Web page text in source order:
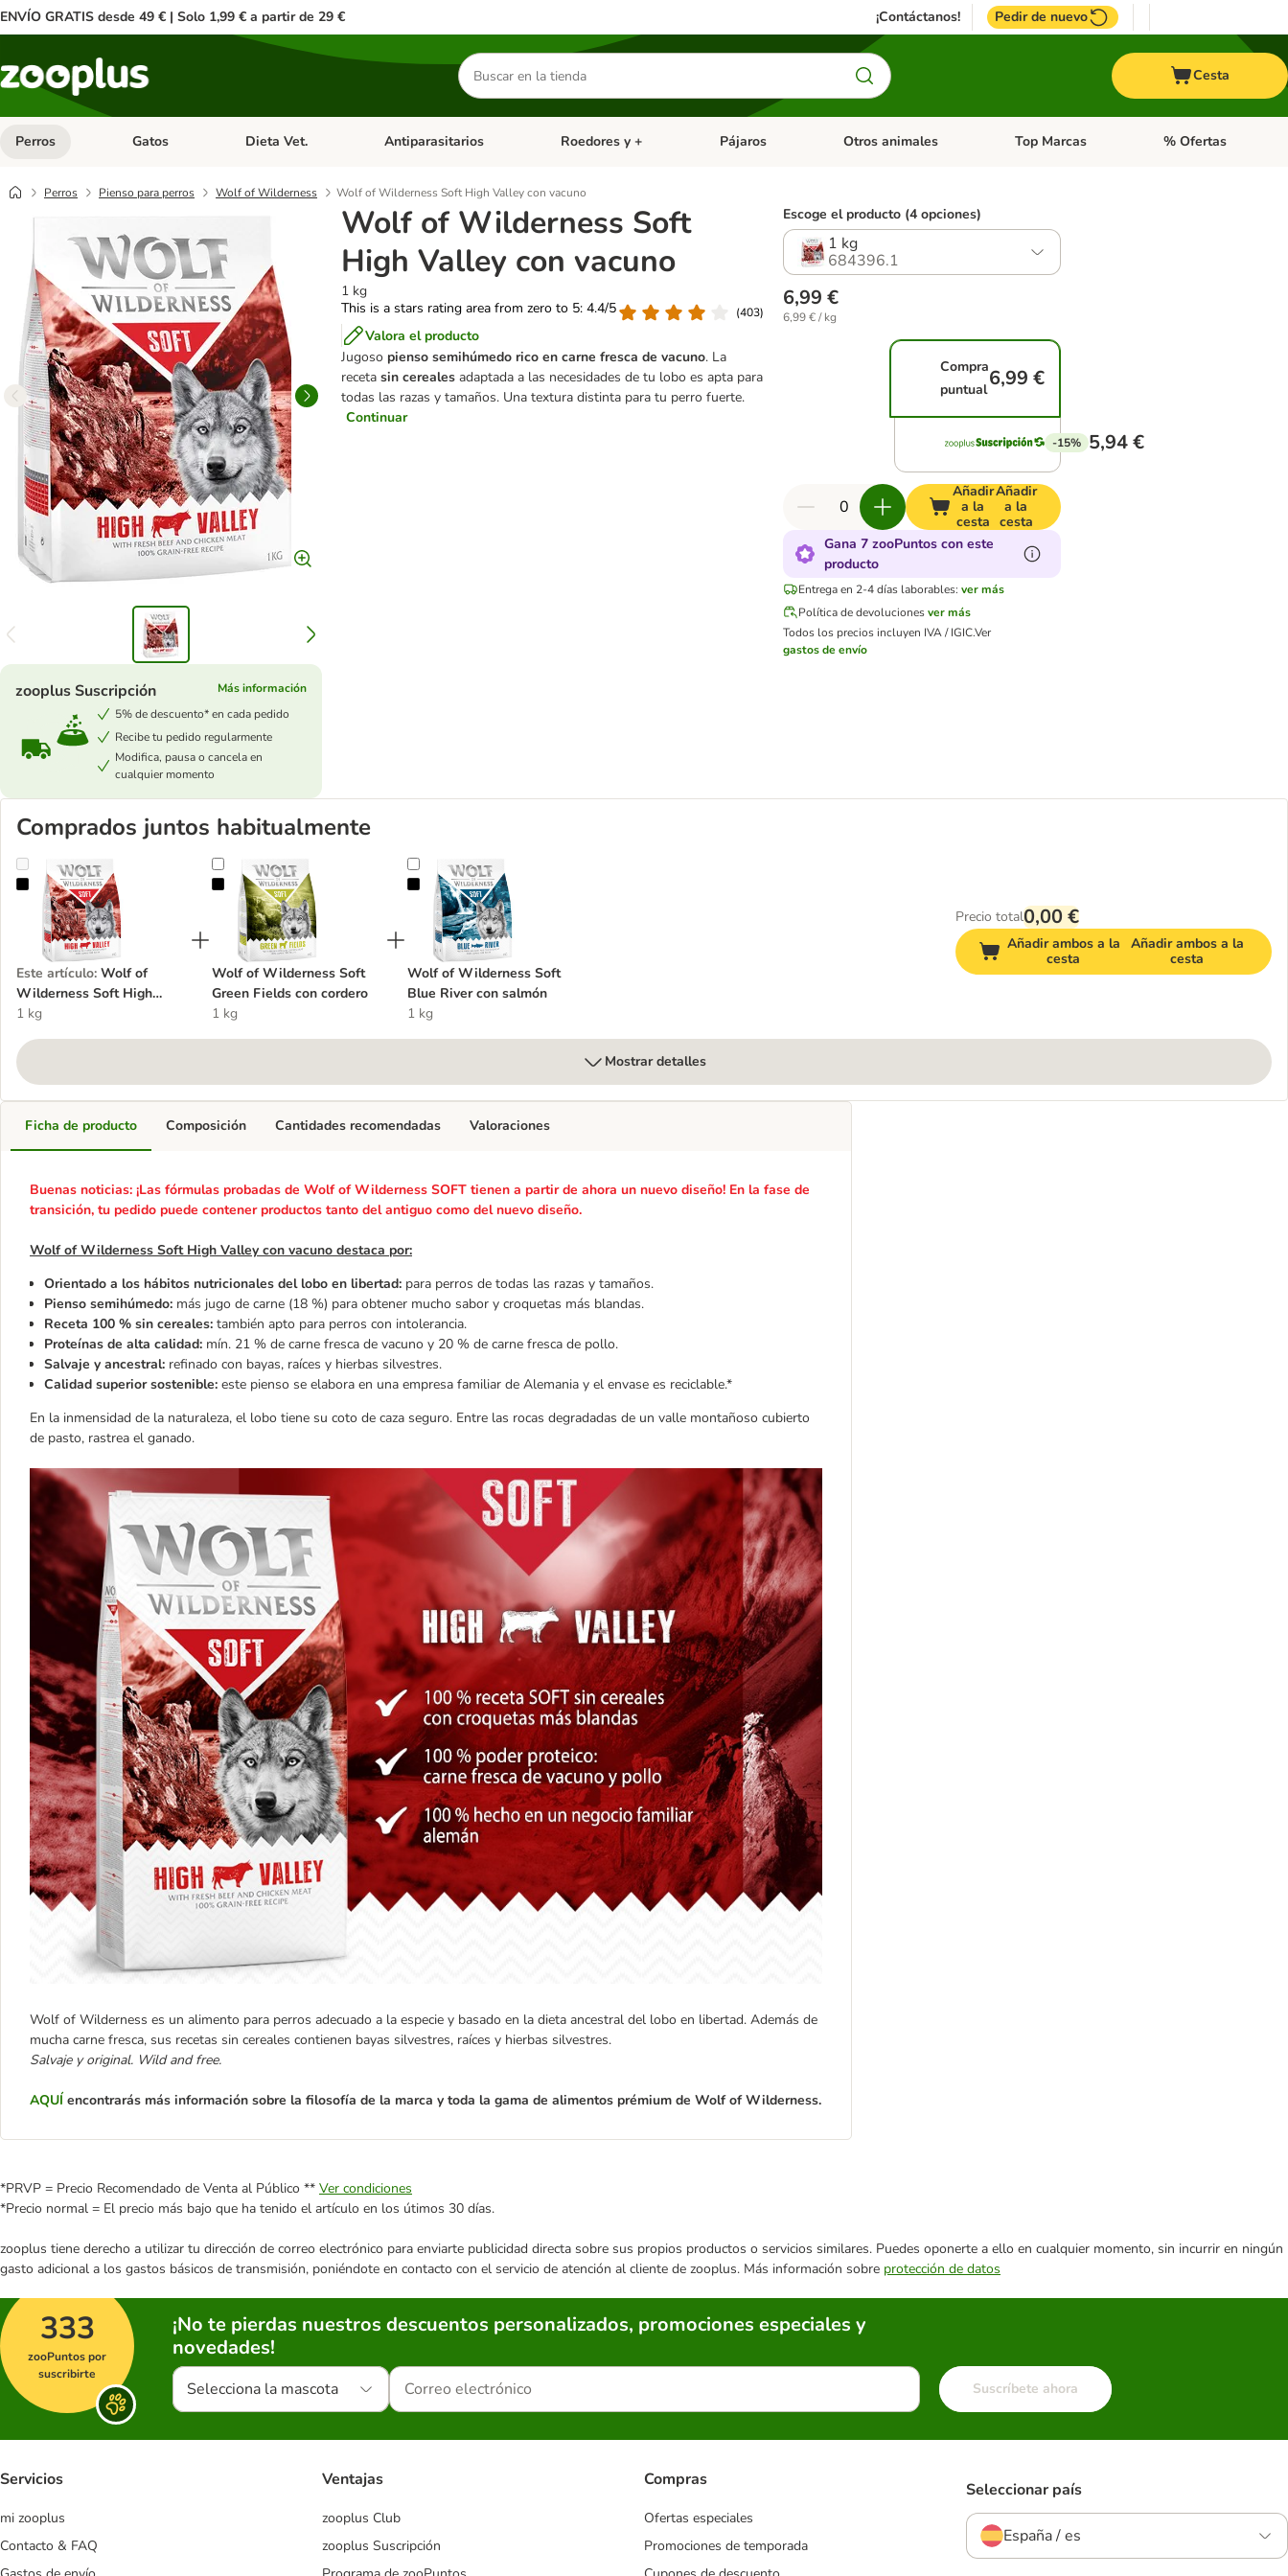
ENVÍO GRATIS desde 49 € | Solo 1,99 € a partir de 29 € ¡Contáctanos! Pedir de nuevo
Buscar
productos
Cesta
Perros Menú de categoria abierto: Perros
Gatos Menú de categoria abierto: Gatos
Dieta Vet. Menú de categoria abierto: Dieta Vet.
Antiparasitarios Menú de categoria abierto: Antiparasitarios
Roedores y + Menú de categoria abierto: Roedores y +
Pájaros Menú de categoria abierto: Pájaros
Otros animales Menú de categoria abierto: Otros animales
Top Marcas Menú de categoria
% Ofertas
Perros Pienso para perros Wolf of Wilderness Wolf of Wilderness Soft High Valley con vacuno
Wolf of Wilderness Soft
High Valley con vacuno
1 kg
This is a stars rating area from zero to 5: 4.4/5
(403)
Valora el producto
Jugoso pienso semihúmedo rico en carne fresca de vacuno. La
receta sin cereales adaptada a las necesidades de tu lobo es apta para
todas las razas y tamaños. Una textura distinta para tu perro fuerte.
Continuar
zooplus Suscripción
Más información
5% de descuento* en cada pedido
Recibe tu pedido regularmente
Modifica, pausa o cancela en
cualquier momento
Escoge el producto (4 opciones)
1 kg
684396.1
6,99 €
6,99 € / kg
Compra
puntual6,99 €
-15% 5,94 €
Añadir
a la
cesta
Añadir
a la
cesta
Gana 7 zooPuntos con este
producto
Entrega en 2-4 días laborables: ver más
Política de devoluciones ver más
Todos los precios incluyen IVA / IGIC.Ver
gastos de envío
Comprados juntos habitualmente
Wolf of Wilderness Soft High Valley con vacuno
Este artículo: Wolf of
Wilderness Soft High
Valley con vacuno
1 kg
Wolf of Wilderness Soft Green Fields con cordero
Wolf of Wilderness Soft
Green Fields con cordero
1 kg
Wolf of Wilderness Soft Blue River con salmón
Wolf of Wilderness Soft
Blue River con salmón
1 kg
Precio total0,00 €
Añadir ambos a la
cesta
Añadir ambos a la
cesta
Mostrar detalles
Ficha de producto
Buenas noticias: ¡Las fórmulas probadas de Wolf of Wilderness SOFT tienen a partir de ahora un nuevo diseño! En la fase de
transición, tu pedido puede contener productos tanto del antiguo como del nuevo diseño.
Wolf of Wilderness Soft High Valley con vacuno destaca por:
Orientado a los hábitos nutricionales del lobo en libertad: para perros de todas las razas y tamaños.
Pienso semihúmedo: más jugo de carne (18 %) para obtener mucho sabor y croquetas más blandas.
Receta 100 % sin cereales: también apto para perros con intolerancia.
Proteínas de alta calidad: mín. 21 % de carne fresca de vacuno y 20 % de carne fresca de pollo.
Salvaje y ancestral: refinado con bayas, raíces y hierbas silvestres.
Calidad superior sostenible: este pienso se elabora en una empresa familiar de Alemania y el envase es reciclable.*
En la inmensidad de la naturaleza, el lobo tiene su coto de caza seguro. Entre las rocas degradadas de un valle montañoso cubierto
de pasto, rastrea el ganado.
Wolf of Wilderness es un alimento para perros adecuado a la especie y basado en la dieta ancestral del lobo en libertad. Además de
mucha carne fresca, sus recetas sin cereales contienen bayas silvestres, raíces y hierbas silvestres.
Salvaje y original. Wild and free.
AQUÍ encontrarás más información sobre la filosofía de la marca y toda la gama de alimentos prémium de Wolf of Wilderness.
Composición Cantidades recomendadas Valoraciones
*PRVP = Precio Recomendado de Venta al Público ** Ver condiciones
*Precio normal = El precio más bajo que ha tenido el artículo en los útimos 30 días.
zooplus tiene derecho a utilizar tu dirección de correo electrónico para enviarte publicidad directa sobre sus propios productos o servicios similares. Puedes oponerte a ello en cualquier momento, sin incurrir en ningún
gasto adicional a los gastos básicos de transmisión, poniéndote en contacto con el servicio de atención al cliente de zooplus. Más información sobre protección de datos
333
zooPuntos por
suscribirte
¡No te pierdas nuestros descuentos personalizados, promociones especiales y
novedades!
Selecciona la mascota Suscríbete ahora
Servicios
mi zooplus
Contacto & FAQ
Ventajas
zooplus Club
zooplus Suscripción
Compras
Ofertas especiales
Promociones de temporada
Seleccionar país
España / es